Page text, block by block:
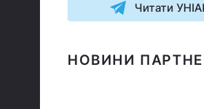
Читати
НОВИНИ